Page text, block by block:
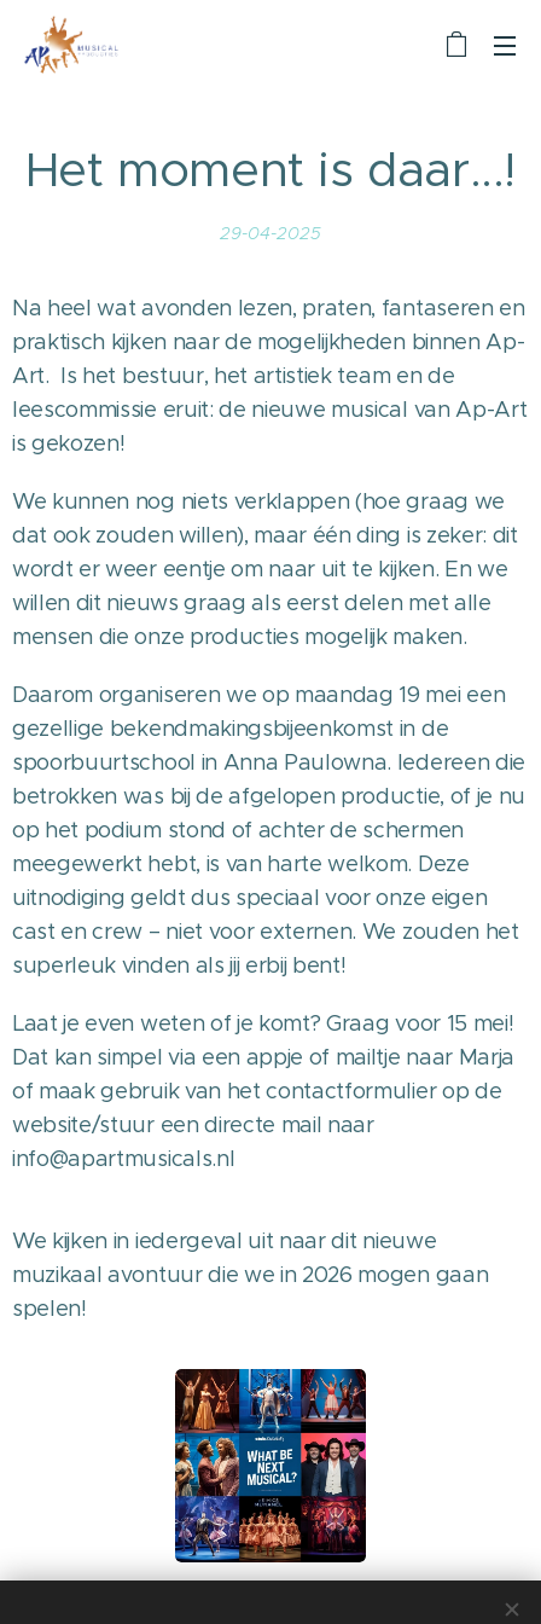
Het moment is daar...!
29-04-2025
Na heel wat avonden lezen, praten, fantaseren en
praktisch kijken naar de mogelijkheden binnen Ap-
Art. Is het bestuur, het artistiek team en de
leescommissie eruit: de nieuwe musical van Ap-Art
is gekozen!
We kunnen nog niets verklappen (hoe graag we
dat ook zouden willen), maar één ding is zeker: dit
wordt er weer eentje om naar uit te kijken. En we
willen dit nieuws graag als eerst delen met alle
mensen die onze producties mogelijk maken.
Daarom organiseren we op maandag 19 mei een
gezellige bekendmakingsbijeenkomst in de
spoorbuurtschool in Anna Paulowna. Iedereen die
betrokken was bij de afgelopen productie, of je nu
op het podium stond of achter de schermen
meegewerkt hebt, is van harte welkom. Deze
uitnodiging geldt dus speciaal voor onze eigen
cast en crew – niet voor externen. We zouden het
superleuk vinden als jij erbij bent!
Laat je even weten of je komt? Graag voor 15 mei!
Dat kan simpel via een appje of mailtje naar Marja
of maak gebruik van het contactformulier op de
website/stuur een directe mail naar
info@apartmusicals.nl
We kijken in iedergeval uit naar dit nieuwe
muzikaal avontuur die we in 2026 mogen gaan
spelen! 🎶